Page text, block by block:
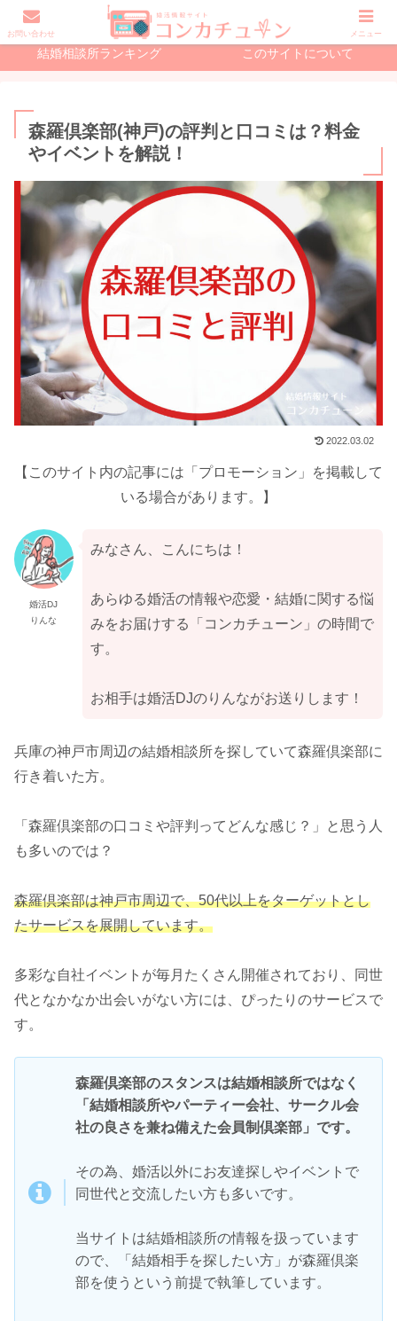
初めての婚活で読む記事 結婚相談所の記事
結婚相談所ランキング このサイトについて
森羅倶楽部(神戸)の評判と口コミは？料金
やイベントを解説！
2022.03.02
【このサイト内の記事には「プロモーション」を掲載して
いる場合があります。】
婚活DJ
りんな
みなさん、こんにちは！
あらゆる婚活の情報や恋愛・結婚に関する悩
みをお届けする「コンカチューン」の時間で
す。
お相手は婚活DJのりんながお送りします！
兵庫の神戸市周辺の結婚相談所を探していて森羅倶楽部に
行き着いた方。
「森羅倶楽部の口コミや評判ってどんな感じ？」と思う人
も多いのでは？
森羅倶楽部は神戸市周辺で、50代以上をターゲットとし
たサービスを展開しています。
多彩な自社イベントが毎月たくさん開催されており、同世
代となかなか出会いがない方には、ぴったりのサービスで
す。
森羅倶楽部のスタンスは結婚相談所ではなく
「結婚相談所やパーティー会社、サークル会
社の良さを兼ね備えた会員制倶楽部」です。
その為、婚活以外にお友達探しやイベントで
同世代と交流したい方も多いです。
当サイトは結婚相談所の情報を扱っています
ので、「結婚相手を探したい方」が森羅倶楽
部を使うという前提で執筆しています。
お問い合わせ メニュー